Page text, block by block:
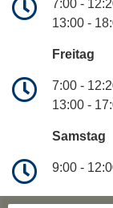
7:00 -
13:00 -
Freitag
7:00 -
13:00 -
Samstag
9:00 -